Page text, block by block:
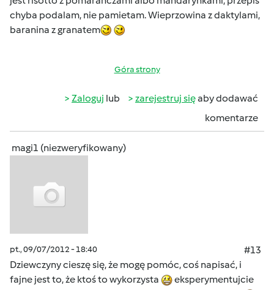
chyba podalam, nie pamietam. Wieprzowina z daktylami,
baranina z granatem
Góra strony
Zaloguj lub zarejestruj sięaby dodawać
komentarze
magi1 (niezweryfikowany)
pt., 09/07/2012 - 18:40
#13
Dziewczyny cieszę się, że mogę pomóc, coś napisać, i
fajne jest to, że ktoś to wykorzysta
eksperymentujcie